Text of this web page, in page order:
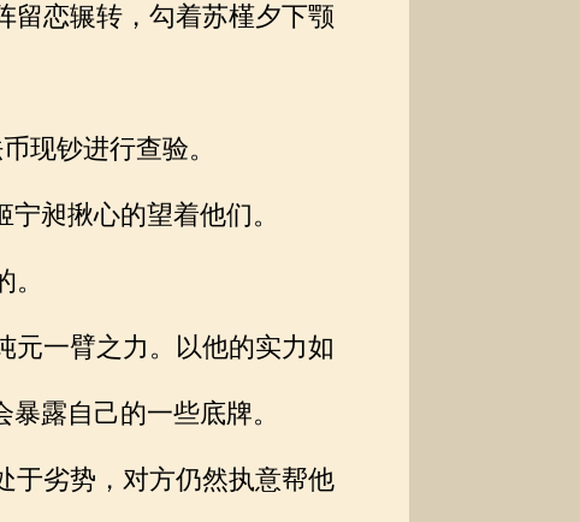
恋辗转，勾着苏槿夕下颚
现钞进行查验。
昶揪心的望着他们。
一臂之力。以他的实力如
露自己的一些底牌。
于劣势，对方仍然执意帮他